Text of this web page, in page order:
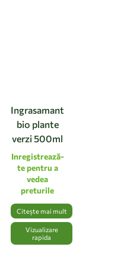
Ingrasamant
bio plante
verzi 500ml
Inregistrează-
te pentru a
vedea
preturile
Citește mai mult
Vizualizare
rapida